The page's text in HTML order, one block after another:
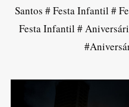
Santos # Festa Infantil #
Festa Infantil #